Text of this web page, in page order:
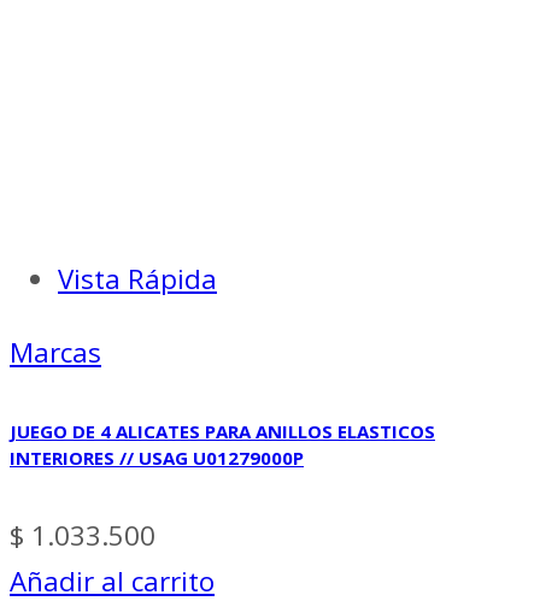
Vista Rápida
Marcas
JUEGO DE 4 ALICATES PARA ANILLOS ELASTICOS
INTERIORES // USAG U01279000P
$ 1.033.500
Añadir al carrito